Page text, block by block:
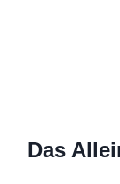
Das